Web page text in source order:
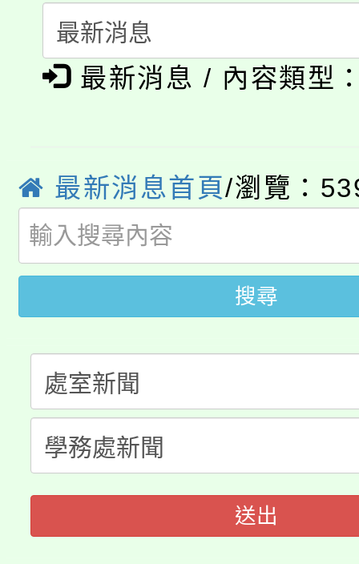
代理(課)教師甄選結果(
轉知中國文化大學推廣
《TA101》溝通分析基
系所師生報名參加。
淨零綠生活教案入校路
115年食農教育專業人
學籍身 分審查程序及
版
淨零綠領人才培育課程
公告本校115學年度第
代理(課)教師甄選結果(
「2026金融保險知識
桃園市115學年度學生
代理(課)教師甄選結果(
公告本校115學年度第
代理(課)教師甄選結果(
轉知中國文化大學推廣
《TA101》溝通分析基
程，歡迎學生輔導中心
最新消息 / 內容類型
最新消息首頁/瀏覽：
搜尋
送出